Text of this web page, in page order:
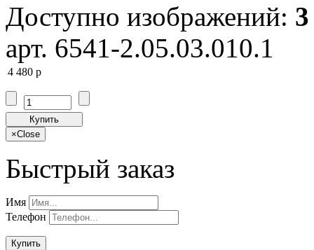
Доступно изображений: 3
арт. 6541-2.05.03.010.1
4 480 p
Купить
×Close
Быстрый заказ
Имя
Телефон
Купить